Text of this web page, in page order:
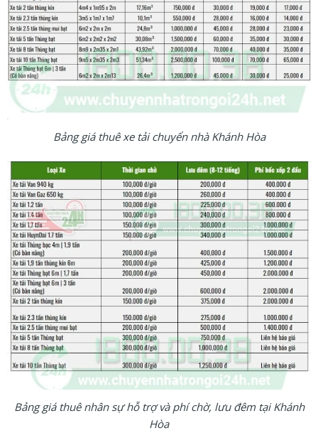
Bảng giá thuê xe tải chuyển nhà Khánh Hòa
Bảng giá thuê nhân sự hỗ trợ và phí chờ, lưu đêm tại Khánh
Hòa